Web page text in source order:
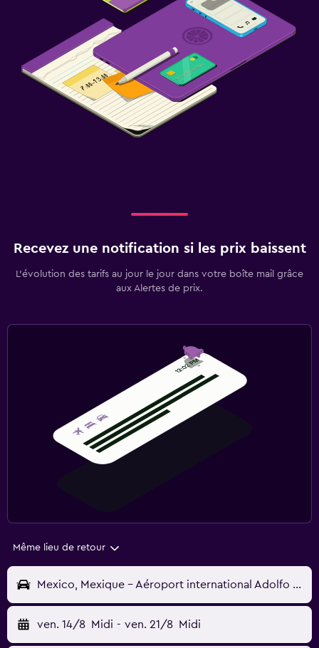
Recevez une notification si les prix baissent
L’évolution des tarifs au jour le jour dans votre boîte mail grâce
aux Alertes de prix.
Même lieu de retour
Mexico, Mexique - Aéroport international Adolfo López Mateos (TLC)
ven. 14/8 Midi - ven. 21/8 Midi